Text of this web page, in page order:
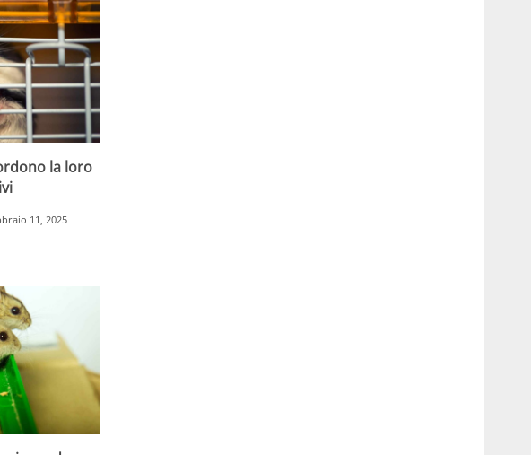
la loro
11, 2025